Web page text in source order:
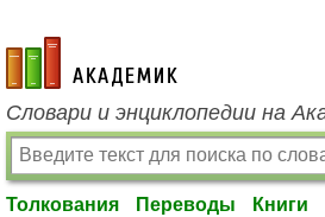
academic.ru
Словари и энциклопедии на
Толкования Переводы Книги